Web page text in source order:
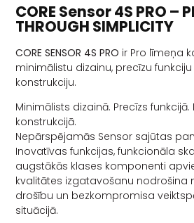
CORE Sensor 4S PRO –
THROUGH SIMPLICITY
CORE SENSOR 4S PRO ir Pro līmeņa
minimālistu dizainu, precīzu
konstrukciju.
Minimālists dizainā. Precīzs funkcijā.
konstrukcijā.
Nepārspējamās Sensor sajūtas
Inovatīvas funkcijas, funkcionāla
augstākās klases komponenti
kvalitātes izgatavošanu nodrošina
drošību un bezkompromisa
situācijā.